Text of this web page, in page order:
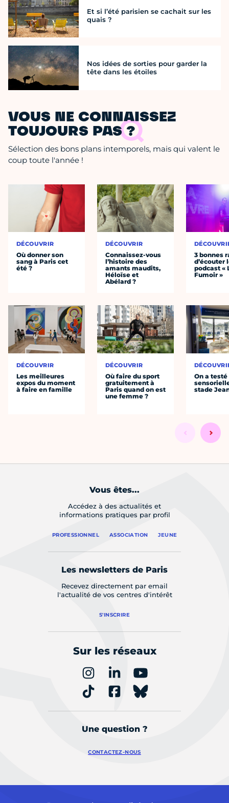
Et si l’été parisien se cachait sur les
quais ?
Nos idées de sorties pour garder la
tête dans les étoiles
VOUS NE CONNAISSEZ
TOUJOURS PAS ?
Sélection des bons plans intemporels, mais qui valent le
coup toute l'année !
DÉCOUVRIR
Où donner son
sang à Paris cet
été ?
DÉCOUVRIR
Les meilleures
expos du moment
à faire en famille
DÉCOUVRIR
Connaissez-vous
l’histoire des
amants maudits,
Héloïse et
Abélard ?
DÉCOUVRIR
Où faire du sport
gratuitement à
Paris quand on est
une femme ?
3 bonnes
d’écouter
podcast «
Fumoir »
On a
stade
Vous êtes...
Accédez à des actualités et
informations pratiques par profil
PROFESSIONNEL ASSOCIATION JEUNE
Les newsletters de Paris
Recevez directement par email
l'actualité de vos centres d'intérêt
S'INSCRIRE
Sur les réseaux
Une question ?
CONTACTEZ-NOUS